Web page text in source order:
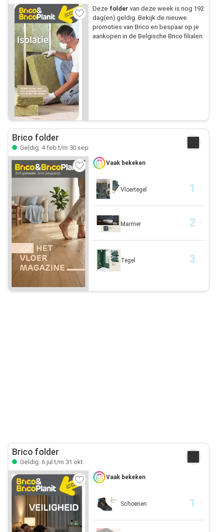
Deze folder van deze week is nog 192
dag(en) geldig. Bekijk de nieuwe
promoties van Brico en bespaar op je
aankopen in de Belgische Brico filialen.
Brico folder
Geldig: 4 feb t/m 30 sep
Vaak bekeken
Vloertegel
Marmer
Tegel
Brico folder
Geldig: 6 jul t/m 31 okt
Vaak bekeken
Schoenen